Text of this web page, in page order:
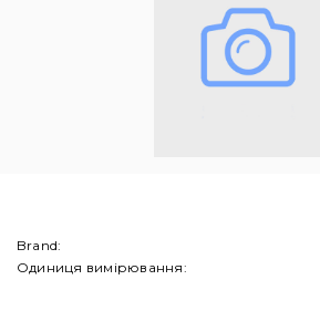
Brand:
Одиниця вимірювання: